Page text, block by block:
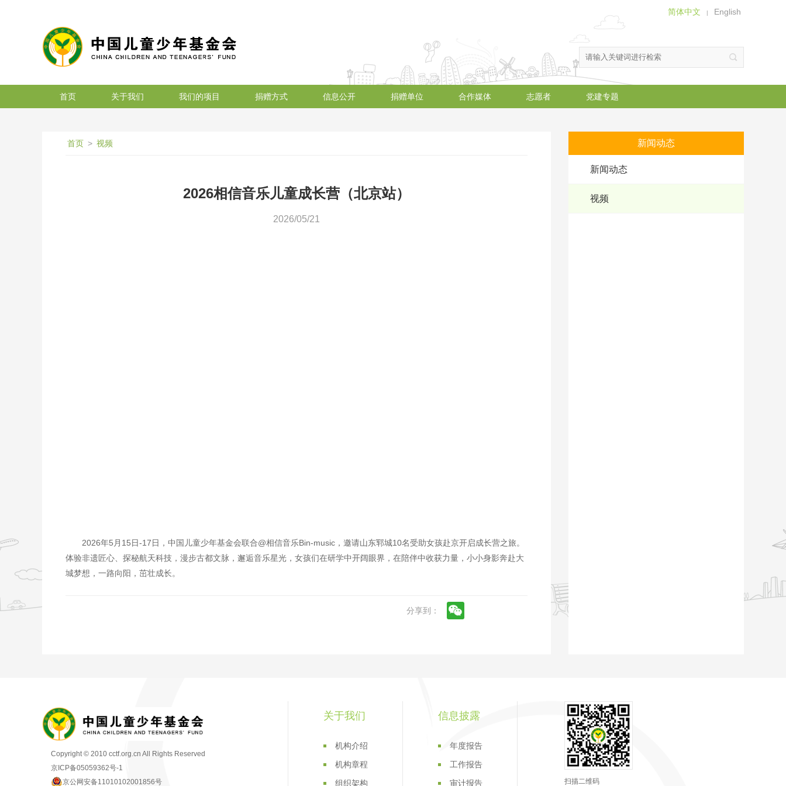
简体中文 | English
搜索
首页 关于我们 我们的项目 捐赠方式 信息公开 捐赠单位 合作媒体 志愿者 党建专题
首页 > 视频
2026相信音乐儿童成长营（北京站）
2026/05/21
2026年5月15日-17日，中国儿童少年基金会联合@相信音乐Bin-music，邀请山东郓城10名受助女孩赴京开启成长营之旅。
体验非遗匠心、探秘航天科技，漫步古都文脉，邂逅音乐星光，女孩们在研学中开阔眼界，在陪伴中收获力量，小小身影奔赴大
城梦想，一路向阳，茁壮成长。
分享到：
新闻动态
新闻动态
视频
Copyright © 2010 cctf.org.cn All Rights Reserved
京ICP备05059362号-1
京公网安备11010102001856号
关于我们
机构介绍
机构章程
组织架构
信息披露
年度报告
工作报告
审计报告
扫描二维码